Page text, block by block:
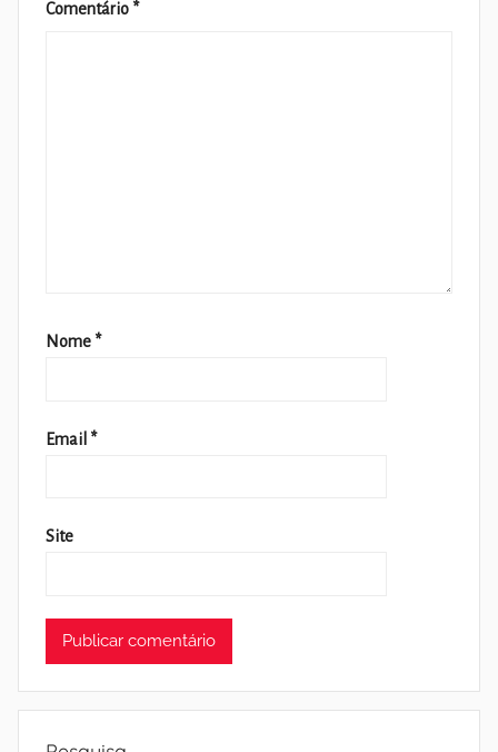
Comentário *
Nome *
Email *
Site